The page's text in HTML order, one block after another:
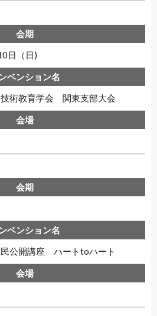
日（日)
術教育学会 関東支部大会
公開講座 ハートtoハート